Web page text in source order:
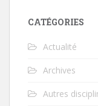
CATÉGORIES
Actualité
Archives
Autres